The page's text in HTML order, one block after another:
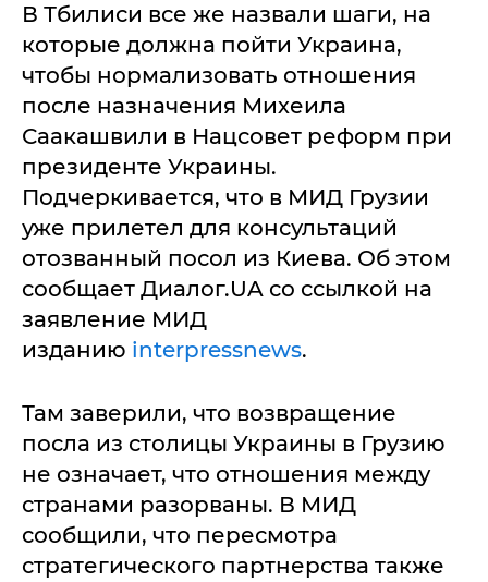
В Тбилиси все же назвали шаги, на
которые должна пойти Украина,
чтобы нормализовать отношения
после назначения Михеила
Саакашвили в Нацсовет реформ при
президенте Украины.
Подчеркивается, что в МИД Грузии
уже прилетел для консультаций
отозванный посол из Киева. Об этом
сообщает Диалог.UA со ссылкой на
заявление МИД
изданию interpressnews.
Там заверили, что возвращение
посла из столицы Украины в Грузию
не означает, что отношения между
странами разорваны. В МИД
сообщили, что пересмотра
стратегического партнерства также